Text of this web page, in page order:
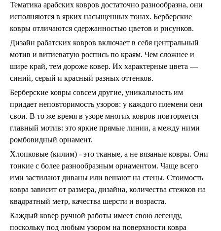
Тематика арабских ковров достаточно разнообразна, они
исполняются в ярких насыщенных тонах. Берберские
ковры отличаются сдержанностью цветов и рисунков.
Дизайн рабатских ковров включает в себя центральный
мотив и витиеватую роспись по краям. Чем сложнее и
шире край, тем дороже ковер. Их характерные цвета —
синий, серый и красный разных оттенков.
Берберские ковры совсем другие, уникальность им
придает неповторимость узоров: у каждого племени они
свои. В то же время в узоре многих ковров повторяется
главный мотив: это яркие прямые линии, а между ними
ромбовидный орнамент.
Хлопковые (килим) - это тканые, а не вязаные ковры. Они
тонкие с более разнообразным орнаментом. Чаще всего
ими застилают диваны или вешают на стены. Стоимость
ковра зависит от размера, дизайна, количества стежков на
квадратный метр, качества шерсти и возраста.
Каждый ковер ручной работы имеет свою легенду,
поскольку под любым узором на поверхности ковра